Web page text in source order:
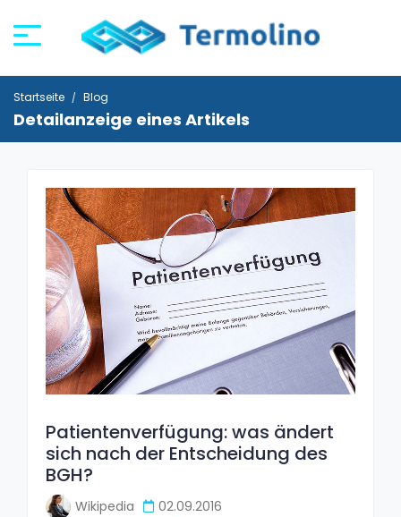
Startseite Blog
Detailanzeige eines Artikels
Patientenverfügung: was ändert
sich nach der Entscheidung des
BGH?
Wikipedia
02.09.2016